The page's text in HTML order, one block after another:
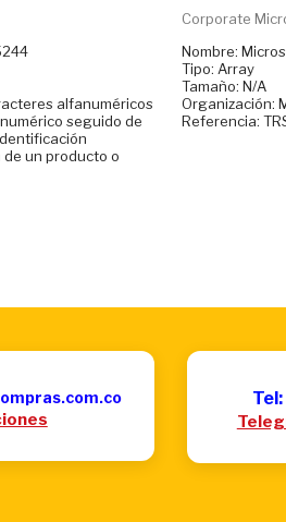
alfanuméricos
seguido de
de un producto o
Corporate
Nombre:
Tipo: Array
Tamaño: N/A
Organización:
Referencia: